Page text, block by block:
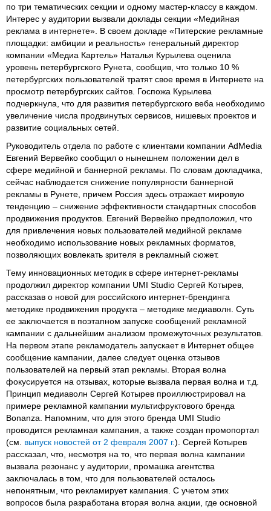
по три тематических секции и одному мастер-классу в каждом.
Интерес у аудитории вызвали доклады секции «Медийная
реклама в интернете». В своем докладе «Питерские рекламные
площадки: амбиции и реальность» генеральный директор
компании «Медиа Картель» Наталья Курылева оценила
уровень петербургского Рунета, сообщив, что только 10 %
петербургских пользователей тратят свое время в Интернете на
просмотр петербургских сайтов. Госпожа Курылева
подчеркнула, что для развития петербургского веба необходимо
увеличение числа продвинутых сервисов, нишевых проектов и
развитие социальных сетей.
Руководитель отдела по работе с клиентами компании AdMedia
Евгений Вервейко сообщил о нынешнем положении дел в
сфере медийной и баннерной рекламы. По словам докладчика,
сейчас наблюдается снижение популярности баннерной
рекламы в Рунете, причем Россия здесь отражает мировую
тенденцию – снижение эффективности стандартных способов
продвижения продуктов. Евгений Вервейко предположил, что
для привлечения новых пользователей медийной рекламе
необходимо использование новых рекламных форматов,
позволяющих вовлекать зрителя в рекламный сюжет.
Тему инновационных методик в сфере интернет-рекламы
продолжил директор компании UMI Studio Сергей Котырев,
рассказав о новой для российского интернет-брендинга
методике продвижения продукта – методике медиаволн. Суть
ее заключается в поэтапном запуске сообщений рекламной
кампании с дальнейшим анализом промежуточных результатов.
На первом этапе рекламодатель запускает в Интернет общее
сообщение кампании, далее следует оценка отзывов
пользователей на первый этап рекламы. Вторая волна
фокусируется на отзывах, которые вызвала первая волна и т.д.
Принцип медиаволн Сергей Котырев проиллюстрировал на
примере рекламной кампании мультифруктового бренда
Bonanza. Напомним, что для этого бренда UMI Studio
проводится рекламная кампания, а также создан промопортал
(см. выпуск новостей от 2 февраля 2007 г.). Сергей Котырев
рассказал, что, несмотря на то, что первая волна кампании
вызвала резонанс у аудитории, промашка агентства
заключалась в том, что для пользователей осталось
непонятным, что рекламирует кампания. С учетом этих
вопросов была разработана вторая волна акции, где основной